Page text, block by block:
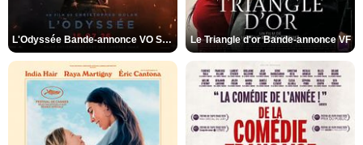
L'Odyssée Bande-annonce VO STFR Le Triangle d'or Bande-annonce VF